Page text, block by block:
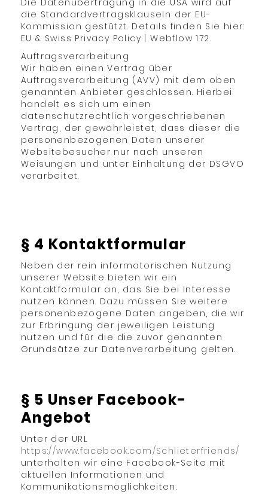
Die Datenübertragung in die USA wird auf
die Standardvertragsklauseln der EU-
Kommission gestützt. Details finden Sie hier:
EU & Swiss Privacy Policy | Webflow 172.
Auftragsverarbeitung
Wir haben einen Vertrag über
Auftragsverarbeitung (AVV) mit dem oben
genannten Anbieter geschlossen. Hierbei
handelt es sich um einen
datenschutzrechtlich vorgeschriebenen
Vertrag, der gewährleistet, dass dieser die
personenbezogenen Daten unserer
Websitebesucher nur nach unseren
Weisungen und unter Einhaltung der DSGVO
verarbeitet.
§ 4 Kontaktformular
Neben der rein informatorischen Nutzung
unserer Website bieten wir ein
Kontaktformular an, das Sie bei Interesse
nutzen können. Dazu müssen Sie weitere
personenbezogene Daten angeben, die wir
zur Erbringung der jeweiligen Leistung
nutzen und für die die zuvor genannten
Grundsätze zur Datenverarbeitung gelten.
§ 5 Unser Facebook-
Angebot
Unter der URL
https://www.facebook.com/Schlieterfriends/
unterhalten wir eine Facebook-Seite mit
aktuellen Informationen und
Kommunikationsmöglichkeiten.